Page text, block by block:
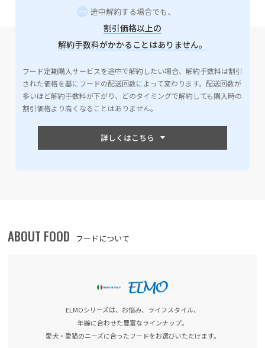
途中解約する場合でも、
割引価格以上の
解約手数料がかかることはありません。
フード定期購入サービスを途中で解約したい場合、解約手数料は割引
された価格を基にフードの配送回数によって変わります。配送回数が
多いほど解約手数料が下がり、どのタイミングで解約しても購入時の
割引価格より高くなることはありません。
ABOUT FOOD フードについて
ELMOシリーズは、お悩み、ライフスタイル、
年齢に合わせた豊富なラインナップ。
愛犬・愛猫のニーズに合ったフードをお選びいただけます。